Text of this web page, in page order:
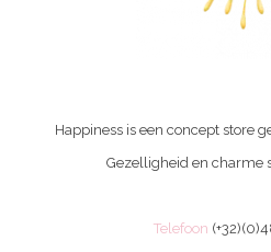
Happiness is een concept store
Gezelligheid en charme
Telefoon